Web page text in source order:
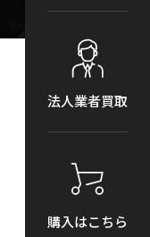
法人業者買取
購入はこちら